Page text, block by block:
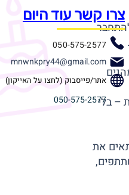
צרו קשר עוד היום
050-575-2577
mnwnkpry44@gmail.com
אתר/פייסבוק (לחצו על האייקון)
050-575-2577– בלי
את